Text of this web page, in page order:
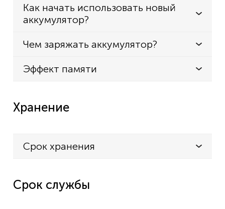
Как начать использовать новый
аккумулятор?
Чем заряжать аккумулятор?
Эффект памяти
Хранение
Срок хранения
Срок службы